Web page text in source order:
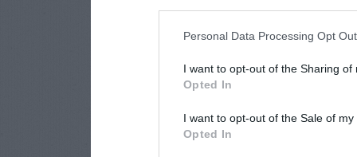
Personal Data Processing Opt
I want to opt-out of the Sharing of
Opted In
I want to opt-out of the Sale of
Opted In